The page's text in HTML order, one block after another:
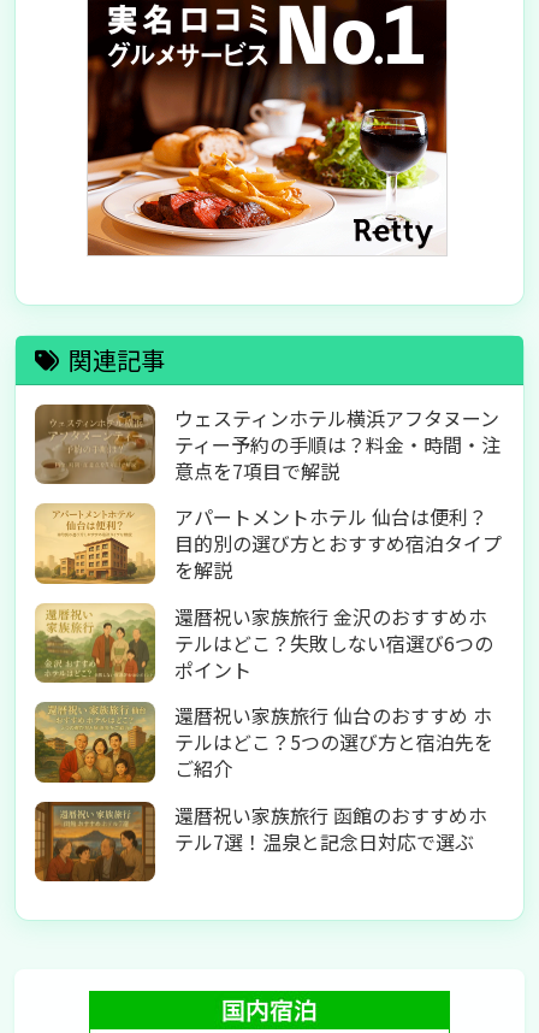
関連記事
ウェスティンホテル横浜アフタヌーン
ティー予約の手順は？料金・時間・注
意点を7項目で解説
アパートメントホテル 仙台は便利？
目的別の選び方とおすすめ宿泊タイプ
を解説
還暦祝い家族旅行 金沢のおすすめホ
テルはどこ？失敗しない宿選び6つの
ポイント
還暦祝い家族旅行 仙台のおすすめ ホ
テルはどこ？5つの選び方と宿泊先を
ご紹介
還暦祝い家族旅行 函館のおすすめホ
テル7選！温泉と記念日対応で選ぶ